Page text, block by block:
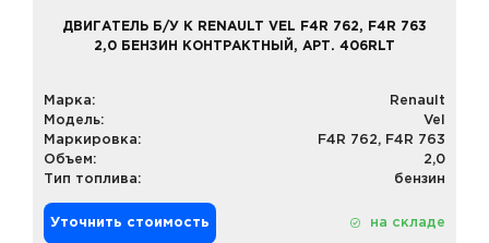
ДВИГАТЕЛЬ Б/У К RENAULT VEL F4R 762, F4R 763
2,0 БЕНЗИН КОНТРАКТНЫЙ, АРТ. 406RLT
Марка:
Renault
Модель:
Vel
Маркировка:
F4R 762, F4R 763
Объем:
2,0
Тип топлива:
бензин
Уточнить стоимость на складе